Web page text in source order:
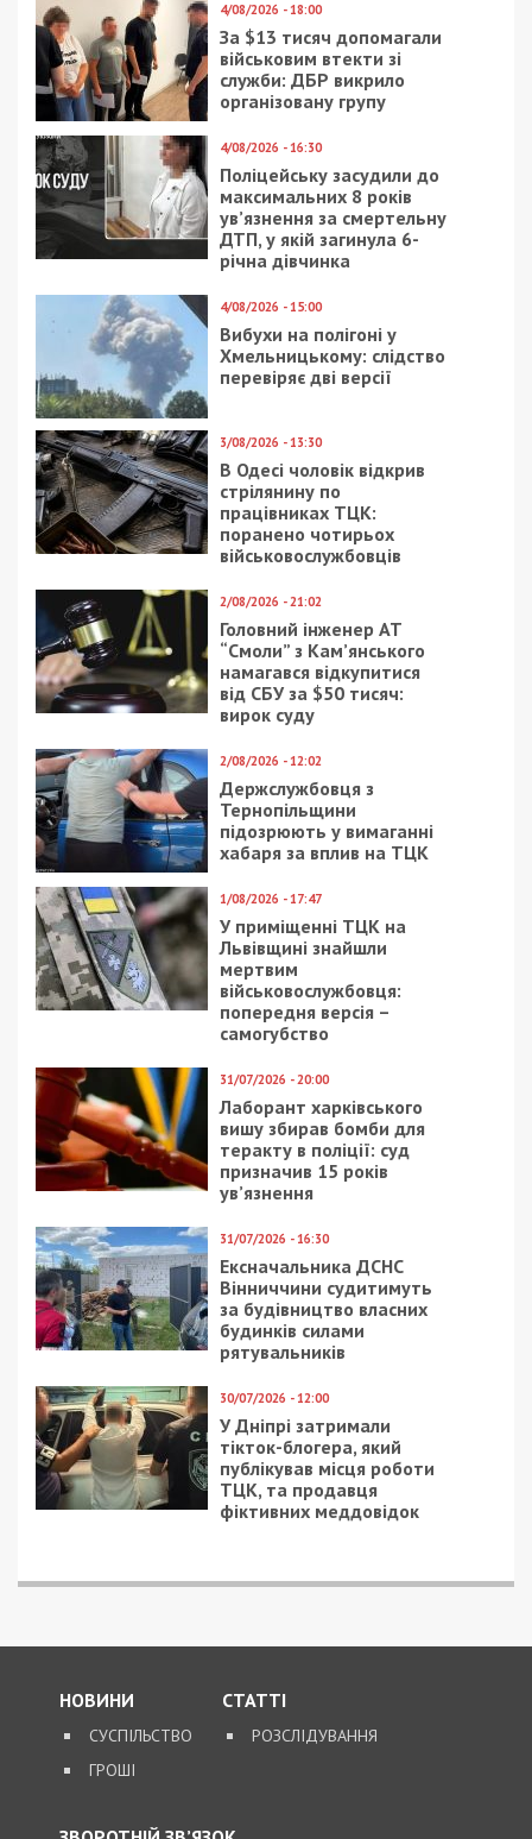
Нагадаємо, раніше ми повідомляли про те,
що рідний брат скандального депутата з Дніпра
Загіда Краснова (Габібуллаєва) отримав суттєве
підвищення у путінській владній вертикалі в РФ.
Facebook
Telegram
Twitter
WhatsApp
ViberEmail
Категории:Суспільство| Метки:депутат
Краснов,
скандал
Рекламні блоки дають нам змогу
залишатися незалежними ЗМІ, а вам -
отримувати найсвіжіші новини під ними.
Приєднуйтесь також до 49000 в Google News. Слідкуйте
за останніми новинами!
Приєднатися
Читайте також
Предыдущая статья:
Атаки на Дніпропетровщину: вночі ворог
атакував райони області безпілотниками,
артилерією та авіабомбами
Следующая статья:
Наживалися на поранених ветеранах: на
ремонтах реабілітаційного центру “Циблі”
вкрали мільйони
СУСПІЛЬСТВО
6/05/2023 - 16:03
Громада на першому
місці: як у Дніпрі
комунального
характеру завдяки
місцевим жителям
20/05/2020 - 13:25
В Днепре День
флешмоб: видео
30/03/2021 - 10:59
Новые карантинные
зоны: где Днепр и
13/09/2018 - 11:45
В Днепре собираются
создать скульптуру из